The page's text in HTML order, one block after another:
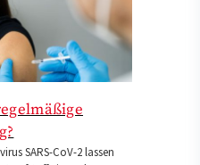
SARS-CoV-2 lassen